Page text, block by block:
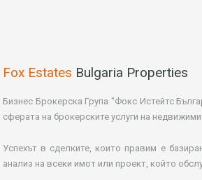
Fox Estates Bulgaria Properties
Бизнес Брокерска Група "Фокс Истейтс
сферата на брокерските услуги на
Успехът в сделките, които правим е
анализ на всеки имот или проект, който